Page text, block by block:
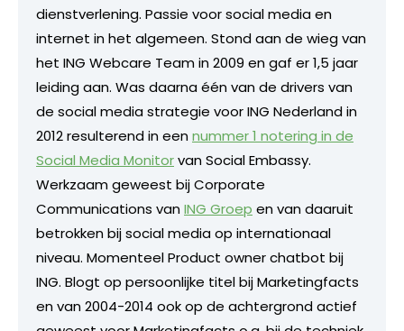
dienstverlening. Passie voor social media en
internet in het algemeen. Stond aan de wieg van
het ING Webcare Team in 2009 en gaf er 1,5 jaar
leiding aan. Was daarna één van de drivers van
de social media strategie voor ING Nederland in
2012 resulterend in eennummer 1 notering in de
Social Media Monitorvan Social Embassy.
Werkzaam geweest bij Corporate
Communications vanING Groep en van daaruit
betrokken bij social media op internationaal
niveau. Momenteel Product owner chatbot bij
ING. Blogt op persoonlijke titel bij Marketingfacts
en van 2004-2014 ook op de achtergrond actief